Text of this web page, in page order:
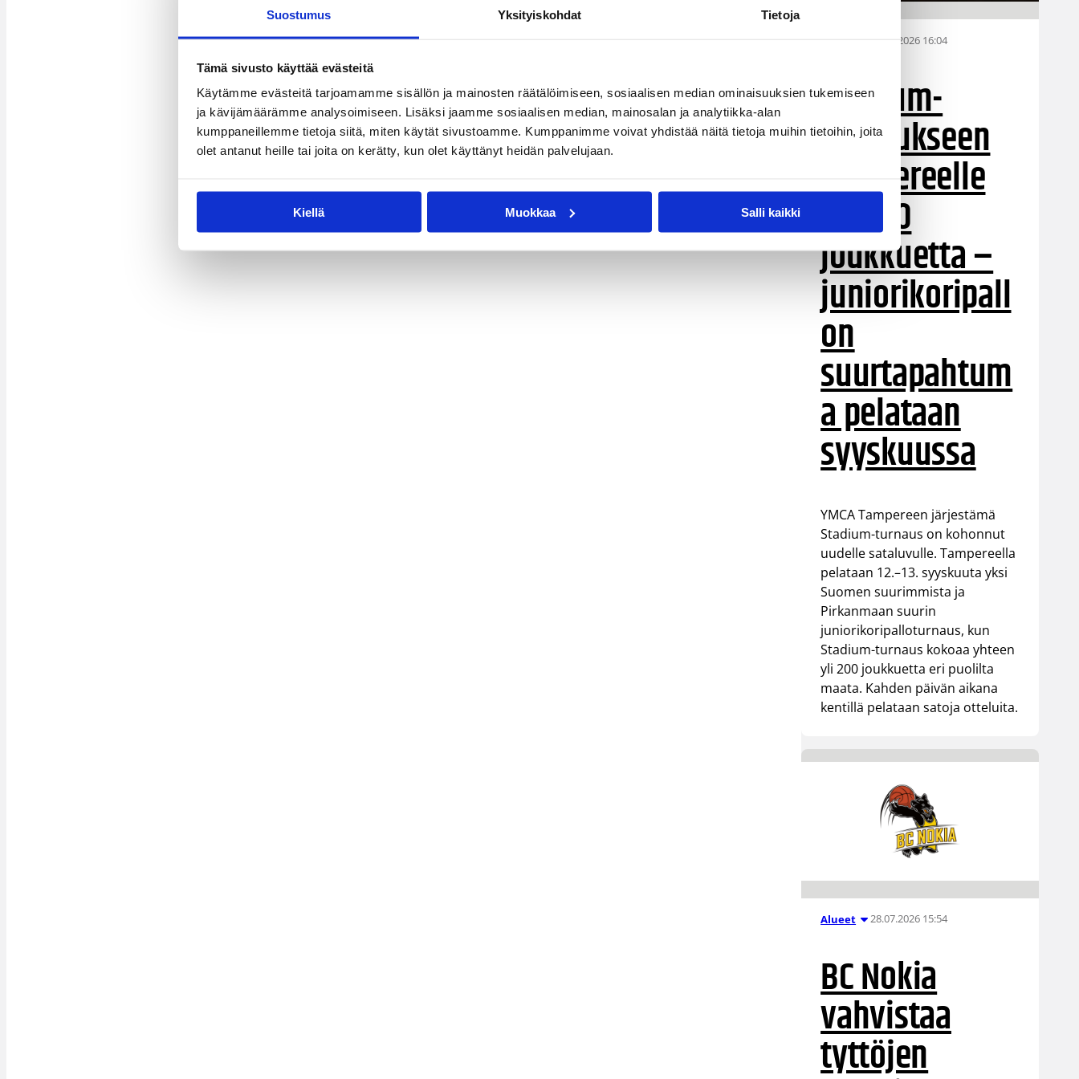
Suostumus Yksityiskohdat Tietoja
Tämä sivusto käyttää evästeitä
Käytämme evästeitä tarjoamamme sisällön ja mainosten räätälöimiseen, sosiaalisen median ominaisuuksien tukemiseen
ja kävijämäärämme analysoimiseen. Lisäksi jaamme sosiaalisen median, mainosalan ja analytiikka-alan
kumppaneillemme tietoja siitä, miten käytät sivustoamme. Kumppanimme voivat yhdistää näitä tietoja muihin tietoihin, joita
olet antanut heille tai joita on kerätty, kun olet käyttänyt heidän palvelujaan.
Kiellä Muokkaa Salli kaikki
28.07.2026 16:04
Stadium-
turnaukseen
Tampereelle
yli 200
joukkuetta –
juniorikoripall
on
suurtapahtum
a pelataan
syyskuussa
YMCA Tampereen järjestämä
Stadium-turnaus on kohonnut
uudelle sataluvulle. Tampereella
pelataan 12.–13. syyskuuta yksi
Suomen suurimmista ja
Pirkanmaan suurin
juniorikoripalloturnaus, kun
Stadium-turnaus kokoaa yhteen
yli 200 joukkuetta eri puolilta
maata. Kahden päivän aikana
kentillä pelataan satoja otteluita.
Alueet 28.07.2026 15:54
BC Nokia
vahvistaa
tyttöjen